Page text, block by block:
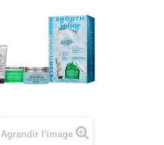
Agrandir l'image